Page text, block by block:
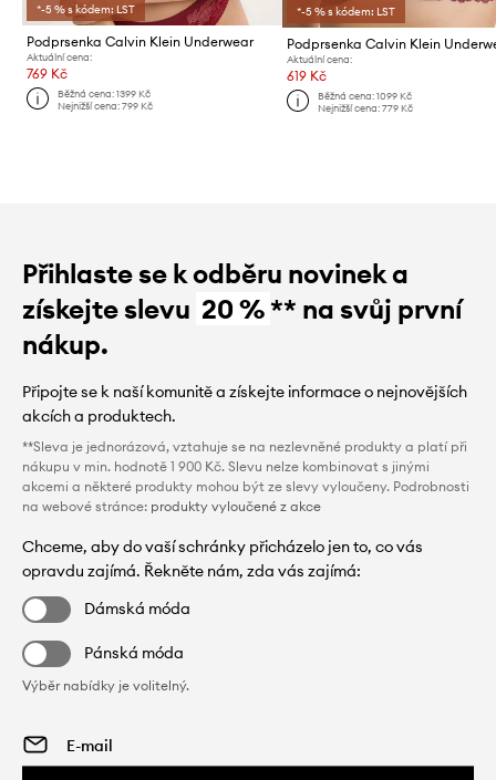
*-5 % s kódem: LST
Podprsenka Calvin Klein Underwear
Aktuální cena:
769 Kč
Běžná cena:1399 Kč
Nejnižší cena:799 Kč
*-5 % s kódem: LST
Podprsenka Calvin Klein
Aktuální cena:
619 Kč
Běžná cena: 1099 Kč
Nejnižší cena: 779 Kč
Přihlaste se k odběru novinek a
získejte slevu 20 %** na svůj první
nákup.
Připojte se k naší komunitě a získejte informace o nejnovějších
akcích a produktech.
**Sleva je jednorázová, vztahuje se na nezlevněné produkty a platí při
nákupu v min. hodnotě 1 900 Kč. Slevu nelze kombinovat s jinými
akcemi a některé produkty mohou být ze slevy vyloučeny. Podrobnosti
na webové stránce: produkty vyloučené z akce
Chceme, aby do vaší schránky přicházelo jen to, co vás
opravdu zajímá. Řekněte nám, zda vás zajímá:
Dámská móda
Pánská móda
Výběr nabídky je volitelný.